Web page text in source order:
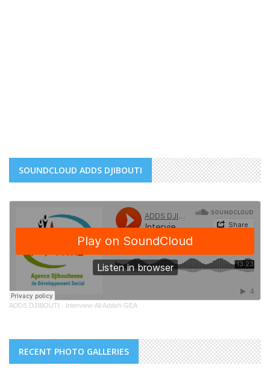
SOUNDCLOUD ADDS DJIBOUTI
ADDS DJIBOUTI · Interview-Ali Addeh-GEA
RECENT PHOTO GALLERIES